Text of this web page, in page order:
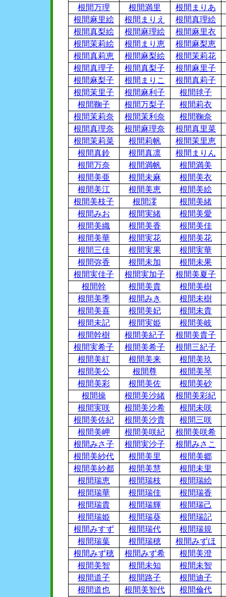
根間万理
根間満里
根間まりあ
根間麻里絵
根間まりえ
根間真理絵
根間真梨絵
根間麻理絵
根間麻里衣
根間茉莉絵
根間まり恵
根間麻梨恵
根間真莉恵
根間麻梨絵
根間茉莉花
根間真理子
根間真梨子
根間麻里子
根間麻梨子
根間まりこ
根間真莉子
根間茉里子
根間麻利子
根間毬子
根間鞠子
根間万梨子
根間莉衣
根間茉莉奈
根間茉利奈
根間鞠奈
根間真理奈
根間麻理奈
根間真里菜
根間茉莉菜
根間莉帆
根間茉里恵
根間真鈴
根間真凛
根間まりん
根間万奈
根間満帆
根間満美
根間美亜
根間未麻
根間美衣
根間美江
根間美恵
根間美絵
根間美枝子
根間澪
根間美緒
根間みお
根間実緒
根間美愛
根間美織
根間美香
根間美佳
根間美華
根間実花
根間美花
根間三佳
根間実果
根間実華
根間弥香
根間未加
根間未果
根間実佳子
根間実加子
根間美夏子
根間幹
根間美貴
根間美樹
根間美季
根間みき
根間未樹
根間美喜
根間美妃
根間未貴
根間未記
根間実姫
根間美岐
根間幹樹
根間美紀子
根間美貴子
根間実希子
根間美希子
根間三紀子
根間美紅
根間美来
根間美玖
根間美公
根間尊
根間美琴
根間美彩
根間美佐
根間美砂
根間操
根間美沙緒
根間美彩紀
根間実咲
根間美沙希
根間未咲
根間美佐紀
根間美沙貴
根間三咲
根間美岬
根間美咲紀
根間美咲希
根間みさ子
根間実沙子
根間みさこ
根間美紗代
根間美里
根間美郷
根間美紗都
根間美慧
根間未里
根間瑞恵
根間瑞枝
根間瑞絵
根間瑞華
根間瑞佳
根間瑞香
根間瑞貴
根間瑞輝
根間瑞己
根間瑞姫
根間瑞葵
根間瑞記
根間みすず
根間瑞代
根間瑞規
根間瑞葉
根間瑞穂
根間みずほ
根間みず穂
根間みず希
根間美澄
根間美智
根間未知
根間未智
根間道子
根間路子
根間迪子
根間道也
根間美智代 根間倫代